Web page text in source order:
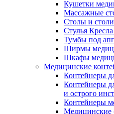
Кушетки
Массажные
Столы и
Стулья
Тумбы под
Ширмы
Шкафы
Медицинские
Контейнеры
Контейнеры
и острого
Контейнеры
Медицинские